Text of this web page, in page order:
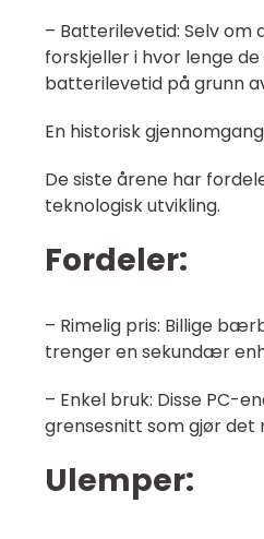
– Batterilevetid: Selv
forskjeller i hvor lenge
batterilevetid på grunn
En historisk
De siste årene har
teknologisk utvikling.
Fordeler:
– Rimelig pris: Billige
trenger en sekundær
– Enkel bruk: Disse PC-
grensesnitt som gjør det
Ulemper: